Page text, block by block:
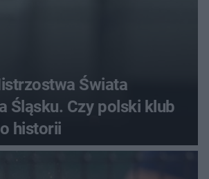
Świata
Śląsku. Czy polski klub
historii